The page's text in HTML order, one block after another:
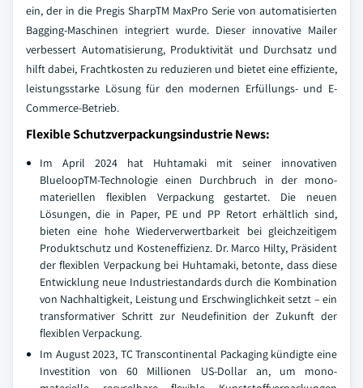
ein, der in die Pregis SharpTM MaxPro Serie von automatisierten
Bagging-Maschinen integriert wurde. Dieser innovative Mailer
verbessert Automatisierung, Produktivität und Durchsatz und
hilft dabei, Frachtkosten zu reduzieren und bietet eine effiziente,
leistungsstarke Lösung für den modernen Erfüllungs- und E-
Commerce-Betrieb.
Flexible Schutzverpackungsindustrie News:
Im April 2024 hat Huhtamaki mit seiner innovativen
BlueloopTM-Technologie einen Durchbruch in der mono-
materiellen flexiblen Verpackung gestartet. Die neuen
Lösungen, die in Paper, PE und PP Retort erhältlich sind,
bieten eine hohe Wiederverwertbarkeit bei gleichzeitigem
Produktschutz und Kosteneffizienz. Dr. Marco Hilty, Präsident
der flexiblen Verpackung bei Huhtamaki, betonte, dass diese
Entwicklung neue Industriestandards durch die Kombination
von Nachhaltigkeit, Leistung und Erschwinglichkeit setzt – ein
transformativer Schritt zur Neudefinition der Zukunft der
flexiblen Verpackung.
Im August 2023, TC Transcontinental Packaging kündigte eine
Investition von 60 Millionen US-Dollar an, um mono-